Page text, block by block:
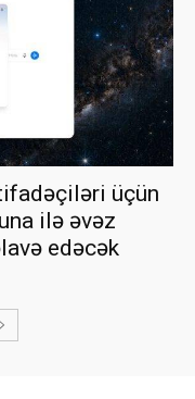
üçün
ilə əvəz
edəcək